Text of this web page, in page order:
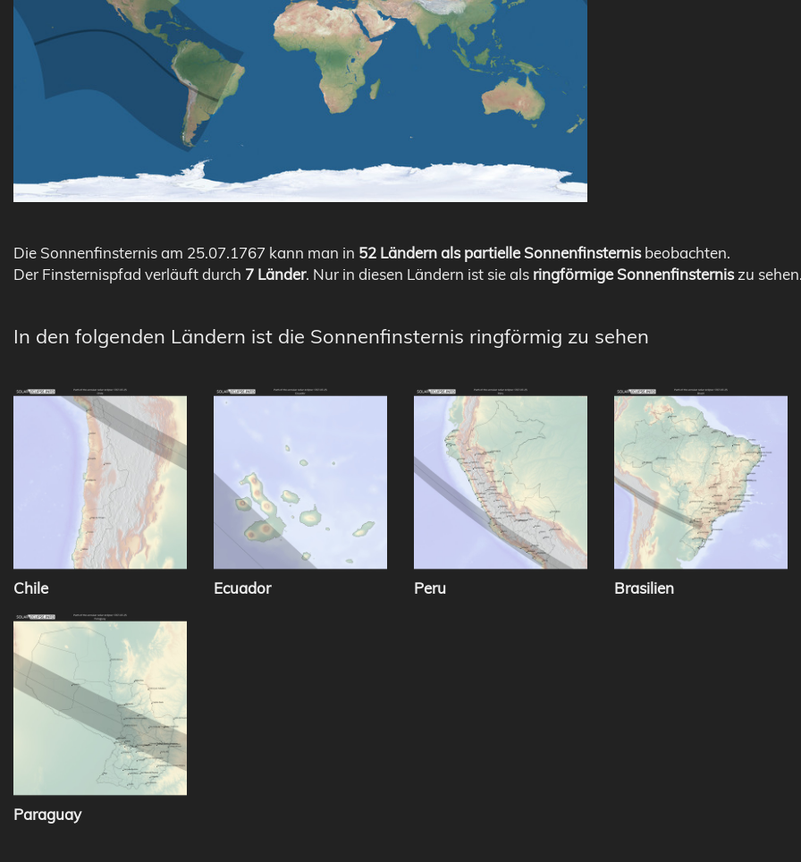
Die Sonnenfinsternis am 25.07.1767 kann man in 52 Ländern als partielle Sonnenfinsternisbeobachten.
Der Finsternispfad verläuft durch 7 Länder. Nur in diesen Ländern ist sie als ringförmige Sonnenfinsterniszu
In den folgenden Ländern ist die Sonnenfinsternis ringförmig zu sehen
Chile Ecuador Peru Brasilien
Paraguay